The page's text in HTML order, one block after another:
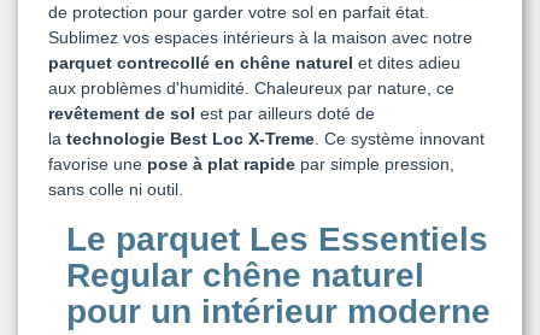
de protection pour garder votre sol en parfait état.
Sublimez vos espaces intérieurs à la maison avec notre
parquet contrecollé en chêne naturel et dites adieu
aux problèmes d'humidité. Chaleureux par nature, ce
revêtement de sol est par ailleurs doté de
la technologie Best Loc X-Treme . Ce système innovant
favorise une pose à plat rapide par simple pression,
sans colle ni outil.
Le parquet Les Essentiels
Regular chêne naturel
pour un intérieur moderne